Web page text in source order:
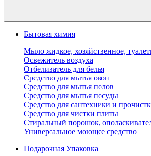
Бытовая химия
Мыло жидкое, хозяйственное,
Освежитель воздуха
Отбеливатель для белья
Средство для мытья окон
Средство для мытья полов
Средство для мытья посуды
Средство для сантехники и
Средство для чистки плиты
Стиральный порошок,
Универсальное моющее средство
Подарочная Упаковка